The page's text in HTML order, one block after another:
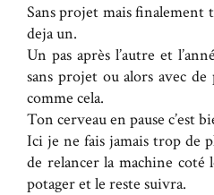
Sans projet mais finalement
deja un.
Un pas après l’autre et
sans projet ou alors avec
comme cela.
Ton cerveau en pause c’est
Ici je ne fais jamais trop de
de relancer la machine coté
potager et le reste suivra.